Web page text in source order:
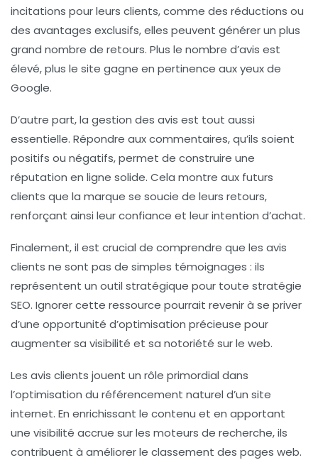
incitations pour leurs clients, comme des réductions ou
des avantages exclusifs, elles peuvent générer un plus
grand nombre de retours. Plus le nombre d’avis est
élevé, plus le site gagne en pertinence aux yeux de
Google.
D’autre part, la gestion des avis est tout aussi
essentielle. Répondre aux commentaires, qu’ils soient
positifs ou négatifs, permet de construire une
réputation en ligne solide. Cela montre aux futurs
clients que la marque se soucie de leurs retours,
renforçant ainsi leur confiance et leur intention d’achat.
Finalement, il est crucial de comprendre que les avis
clients ne sont pas de simples témoignages : ils
représentent un outil stratégique pour toute stratégie
SEO. Ignorer cette ressource pourrait revenir à se priver
d’une opportunité d’optimisation précieuse pour
augmenter sa visibilité et sa notoriété sur le web.
Les avis clients jouent un rôle primordial dans
l’optimisation du référencement naturel d’un site
internet. En enrichissant le contenu et en apportant
une visibilité accrue sur les moteurs de recherche, ils
contribuent à améliorer le classement des pages web.